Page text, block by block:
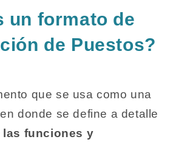
un formato de
de Puestos?
que se usa como una
donde se define a detalle
las funciones y